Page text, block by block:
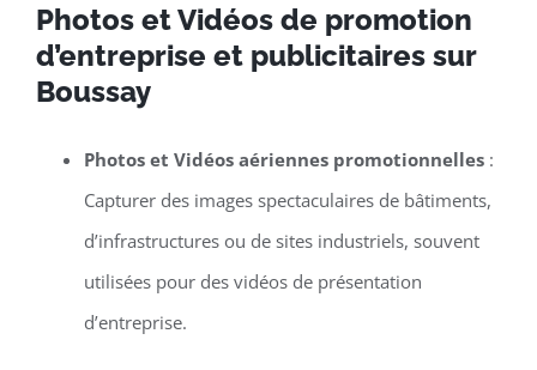
Photos et Vidéos de promotion
d’entreprise et publicitaires sur
Boussay
Photos et Vidéos aériennes promotionnelles:
Capturer des images spectaculaires de bâtiments,
d’infrastructures ou de sites industriels, souvent
utilisées pour des vidéos de présentation
d’entreprise.